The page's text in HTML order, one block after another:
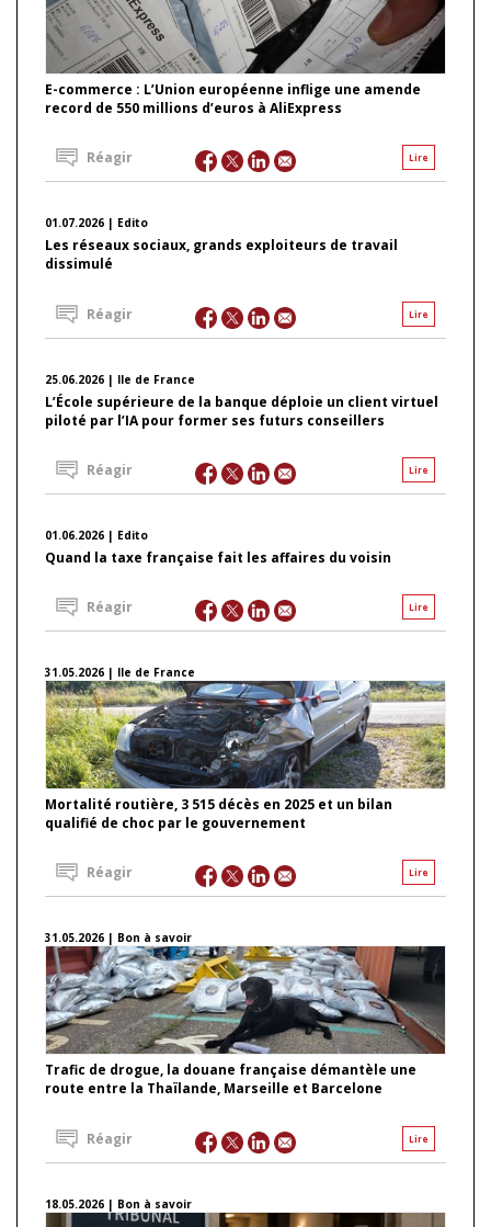
E-commerce : L’Union européenne inflige une amende
record de 550 millions d’euros à AliExpress
Lire
Réagir
01.07.2026 | Edito
Les réseaux sociaux, grands exploiteurs de travail
dissimulé
Lire
Réagir
25.06.2026 | Ile de France
L’École supérieure de la banque déploie un client virtuel
piloté par l’IA pour former ses futurs conseillers
Lire
Réagir
01.06.2026 | Edito
Quand la taxe française fait les affaires du voisin
Lire
Réagir
31.05.2026 | Ile de France
Mortalité routière, 3 515 décès en 2025 et un bilan
qualifié de choc par le gouvernement
Lire
Réagir
31.05.2026 | Bon à savoir
Trafic de drogue, la douane française démantèle une
route entre la Thaïlande, Marseille et Barcelone
Lire
Réagir
18.05.2026 | Bon à savoir